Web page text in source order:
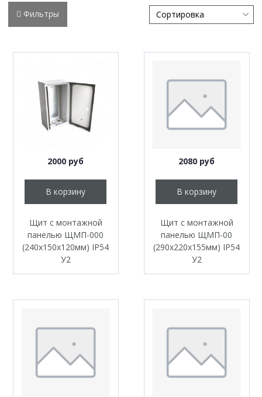
Фильтры
2000 руб
В корзину
Щит с монтажной
панелью ЩМП-000
(240х150х120мм) IP54
У2
2080 руб
В корзину
Щит с монтажной
панелью ЩМП-00
(290х220х155мм) IP54
У2